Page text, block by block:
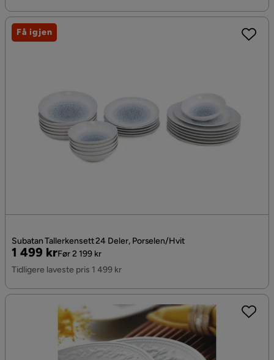
Subatan Tallerkensett 24 Deler, Porselen/Hvit
Pris
1 499 kr
Original
Pris
Før 2 199 kr
Tidligere laveste pris 1 499 kr
Få igjen